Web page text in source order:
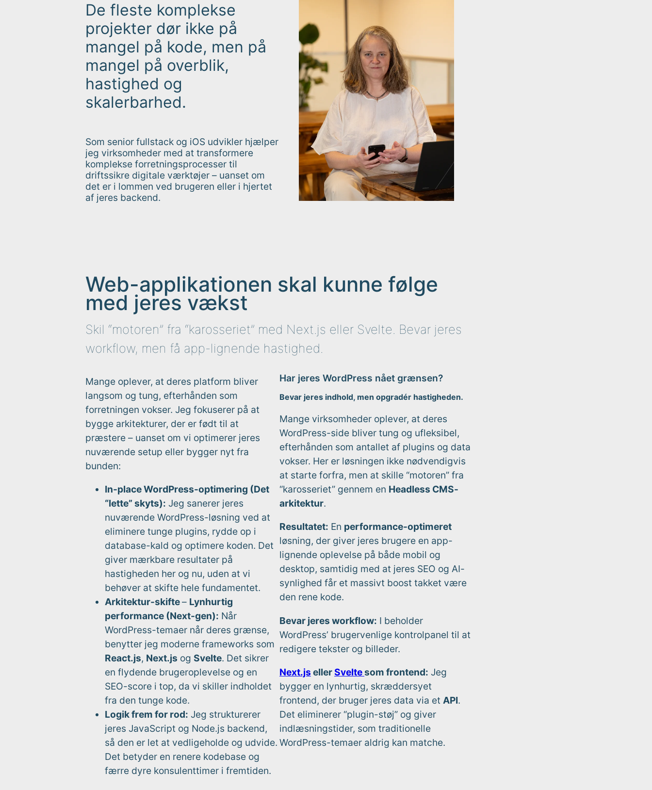
De fleste komplekse
projekter dør ikke på
mangel på kode, men på
mangel på overblik,
hastighed og
skalerbarhed.
Som senior fullstack og iOS udvikler hjælper
jeg virksomheder med at transformere
komplekse forretningsprocesser til
driftssikre digitale værktøjer – uanset om
det er i lommen ved brugeren eller i hjertet
af jeres backend.
Web-applikationen skal kunne følge
med jeres vækst
Skil “motoren” fra “karosseriet” med Next.js eller Svelte. Bevar jeres
workflow, men få app-lignende hastighed.
Mange oplever, at deres platform bliver
langsom og tung, efterhånden som
forretningen vokser. Jeg fokuserer på at
bygge arkitekturer, der er født til at
præstere – uanset om vi optimerer jeres
nuværende setup eller bygger nyt fra
bunden:
In-place WordPress-optimering (Det
“lette” skyts): Jeg sanerer jeres
nuværende WordPress-løsning ved at
eliminere tunge plugins, rydde op i
database-kald og optimere koden. Det
giver mærkbare resultater på
hastigheden her og nu, uden at vi
behøver at skifte hele fundamentet.
Arkitektur-skifte– Lynhurtig
performance (Next-gen): Når
WordPress-temaer når deres grænse,
benytter jeg moderne frameworks som
React.js, Next.js og Svelte. Det sikrer
en flydende brugeroplevelse og en
SEO-score i top, da vi skiller indholdet
fra den tunge kode.
Logik frem for rod: Jeg strukturerer
jeres JavaScript og Node.js backend,
så den er let at vedligeholde og udvide.
Det betyder en renere kodebase og
færre dyre konsulenttimer i fremtiden.
Har jeres WordPress nået grænsen?
Bevar jeres indhold, men opgradér hastigheden.
Mange virksomheder oplever, at deres
WordPress-side bliver tung og ufleksibel,
efterhånden som antallet af plugins og data
vokser. Her er løsningen ikke nødvendigvis
at starte forfra, men at skille “motoren” fra
“karosseriet” gennem en Headless CMS-
arkitektur.
Resultatet: En performance-optimeret
løsning, der giver jeres brugere en app-
lignende oplevelse på både mobil og
desktop, samtidig med at jeres SEO og AI-
synlighed får et massivt boost takket være
den rene kode.
Bevar jeres workflow: I beholder
WordPress’ brugervenlige kontrolpanel til at
redigere tekster og billeder.
Next.js eller Sveltesom frontend: Jeg
bygger en lynhurtig, skræddersyet
frontend, der bruger jeres data via et API.
Det eliminerer “plugin-støj” og giver
indlæsningstider, som traditionelle
WordPress-temaer aldrig kan matche.